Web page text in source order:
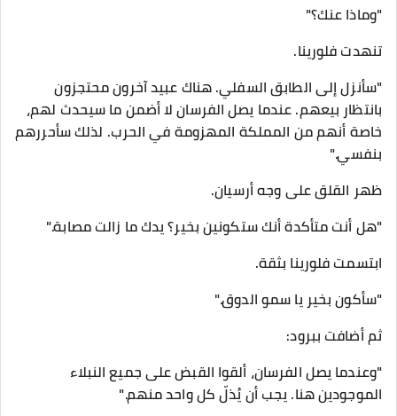
"وماذا عنك؟"
تنهدت فلورينا.
"سأنزل إلى الطابق السفلي. هناك عبيد آخرون محتجزون
بانتظار بيعهم. عندما يصل الفرسان لا أضمن ما سيحدث لهم،
خاصة أنهم من المملكة المهزومة في الحرب. لذلك سأحررهم
بنفسي."
ظهر القلق على وجه أرسيان.
"هل أنت متأكدة أنك ستكونين بخير؟ يدك ما زالت مصابة."
ابتسمت فلورينا بثقة.
"سأكون بخير يا سمو الدوق."
ثم أضافت ببرود:
"وعندما يصل الفرسان، ألقوا القبض على جميع النبلاء
الموجودين هنا. يجب أن يُذلّ كل واحد منهم."